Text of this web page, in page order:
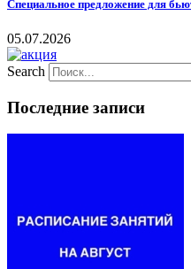
Специальное предложение для
05.07.2026
Search
Последние записи